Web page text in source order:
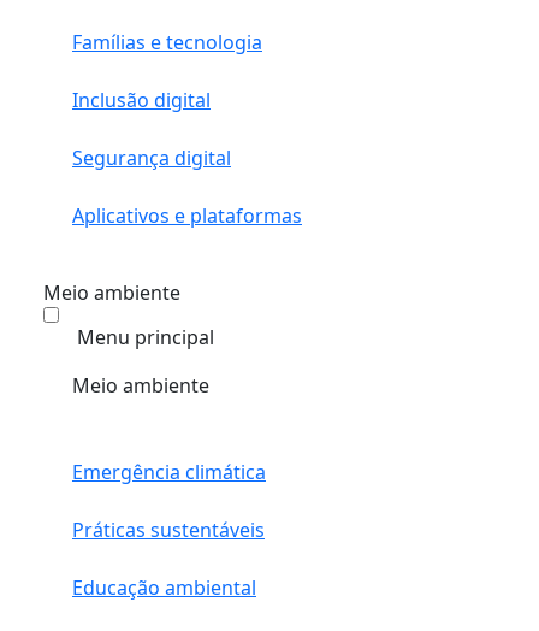
Famílias e tecnologia
Inclusão digital
Segurança digital
Aplicativos e plataformas
Meio ambiente
Menu principal
Meio ambiente
Emergência climática
Práticas sustentáveis
Educação ambiental